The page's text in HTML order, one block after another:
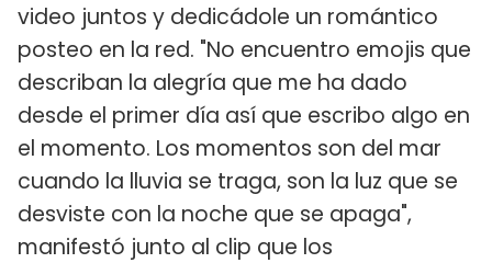
video juntos y dedicádole un romántico
posteo en la red. "No encuentro emojis que
describan la alegría que me ha dado
desde el primer día así que escribo algo en
el momento. Los momentos son del mar
cuando la lluvia se traga, son la luz que se
desviste con la noche que se apaga",
manifestó junto al clip que los